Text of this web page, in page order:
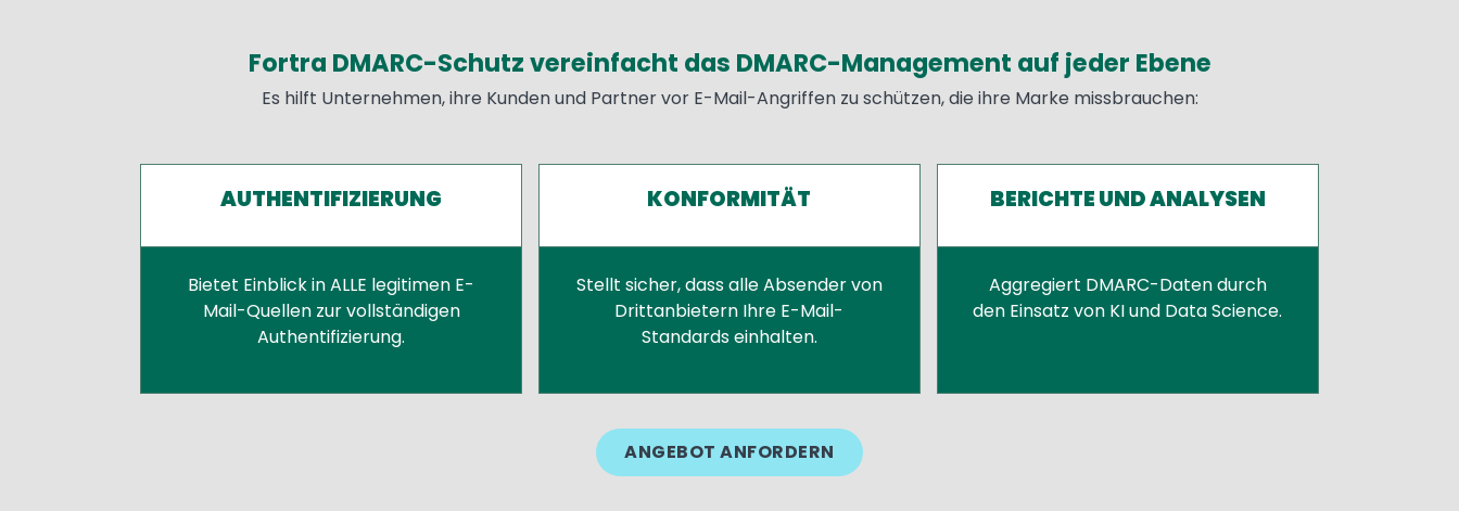
Fortra DMARC-Schutz vereinfacht das DMARC-Management auf jeder Ebene
Es hilft Unternehmen, ihre Kunden und Partner vor E-Mail-Angriffen zu schützen, die ihre Marke missbrauchen:
AUTHENTIFIZIERUNG
Bietet Einblick in ALLE legitimen E-
Mail-Quellen zur vollständigen
Authentifizierung.
KONFORMITÄT
Stellt sicher, dass alle Absender von
Drittanbietern Ihre E-Mail-
Standards einhalten.
BERICHTE UND ANALYSEN
Aggregiert DMARC-Daten durch
den Einsatz von KI und Data Science.
ANGEBOT ANFORDERN